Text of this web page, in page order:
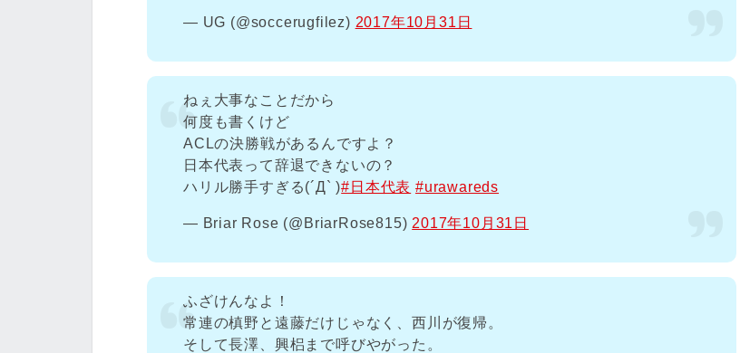
— UG (@soccerugfilez) 2017年10月31日
ねぇ大事なことだから
何度も書くけど
ACLの決勝戦があるんですよ？
日本代表って辞退できないの？
ハリル勝手すぎる(´Д` )#日本代表 #urawareds
— Briar Rose (@BriarRose815) 2017年10月31日
ふざけんなよ！
常連の槙野と遠藤だけじゃなく、西川が復帰。
そして長澤、興梠まで呼びやがった。